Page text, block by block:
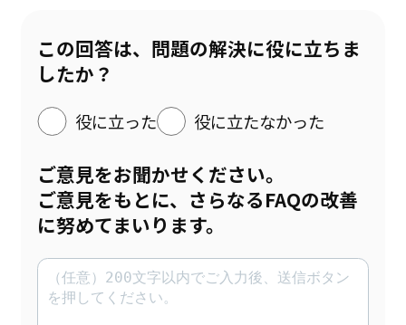
この回答は、問題の解決に役に立ちま
したか？
役に立った 役に立たなかった
ご意見をお聞かせください。
ご意見をもとに、さらなるFAQの改善
に努めてまいります。